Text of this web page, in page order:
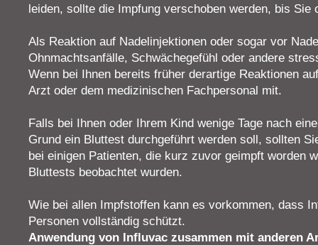
leiden, sollte die Impfung verschoben werden, bis Sie
Als Reaktion auf Nadelinjektionen oder sogar vor
Ohnmachtsanfälle, Schwächegefühl oder andere
Wenn bei Ihnen bereits früher derartige Reaktionen
Arzt oder dem medizinischen Fachpersonal mit.
Falls bei Ihnen oder Ihrem Kind wenige Tage nach
Grund ein Bluttest durchgeführt werden soll, sollten
bei einigen Patienten, die kurz zuvor geimpft worden
Bluttests beobachtet wurden.
Wie bei allen Impfstoffen kann es vorkommen, dass
Personen vollständig schützt.
Anwendung von Influvac zusammen mit anderen